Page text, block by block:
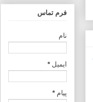
فرم تماس
نام
ایمیل*
پیام*